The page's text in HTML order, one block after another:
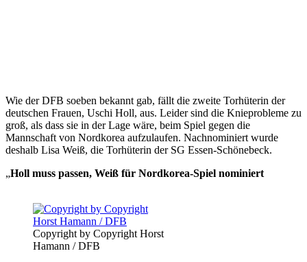
Wie der DFB soeben bekannt gab, fällt die zweite Torhüterin der
deutschen Frauen, Uschi Holl, aus. Leider sind die Knieprobleme zu
groß, als dass sie in der Lage wäre, beim Spiel gegen die
Mannschaft von Nordkorea aufzulaufen. Nachnominiert wurde
deshalb Lisa Weiß, die Torhüterin der SG Essen-Schönebeck.
„Holl muss passen, Weiß für Nordkorea-Spiel nominiert
Copyright by Copyright Horst
Hamann / DFB